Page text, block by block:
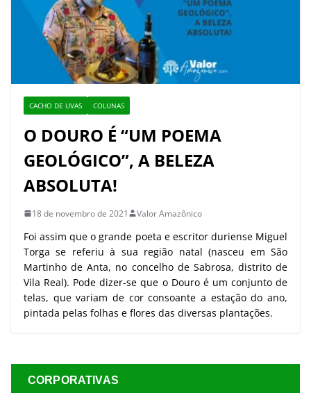
CACHO DE UVAS COLUNAS
O DOURO É “UM POEMA
GEOLÓGICO”, A BELEZA
ABSOLUTA!
18 de novembro de 2021 Valor Amazônico
Foi assim que o grande poeta e escritor duriense Miguel
Torga se referiu à sua região natal (nasceu em São
Martinho de Anta, no concelho de Sabrosa, distrito de
Vila Real). Pode dizer-se que o Douro é um conjunto de
telas, que variam de cor consoante a estação do ano,
pintada pelas folhas e flores das diversas plantações.
CORPORATIVAS